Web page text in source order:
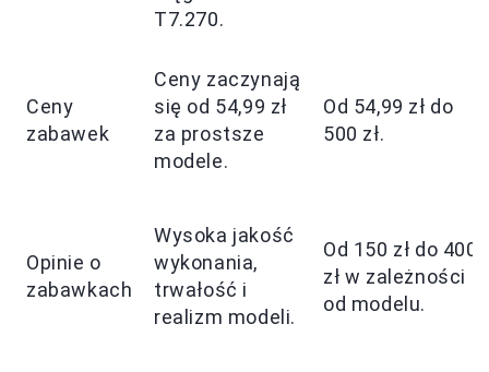
T7.270.
Ceny
zabawek
Ceny zaczynają
się od 54,99 zł
za prostsze
modele.
Od 54,99 zł do
500 zł.
Opinie o
zabawkach
Wysoka jakość
wykonania,
trwałość i
realizm modeli.
Od 150 zł do 400
zł w zależności
od modelu.